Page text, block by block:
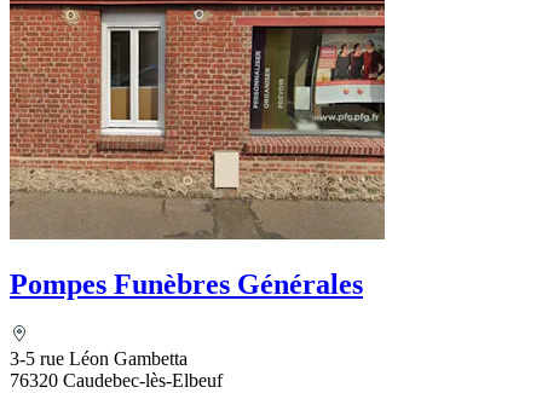
Pompes Funèbres Générales
3-5 rue Léon Gambetta
76320 Caudebec-lès-Elbeuf